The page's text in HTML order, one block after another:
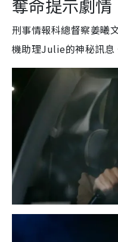
奪命提示劇
刑事情報科總督察姜曦
機助理Julie的神秘訊息